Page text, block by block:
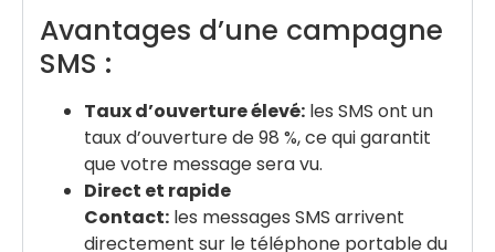
Avantages d’une campagne
SMS :
Taux d’ouverture élevé: les SMS ont un
taux d’ouverture de 98 %, ce qui garantit
que votre message sera vu.
Direct et rapide
Contact: les messages SMS arrivent
directement sur le téléphone portable du